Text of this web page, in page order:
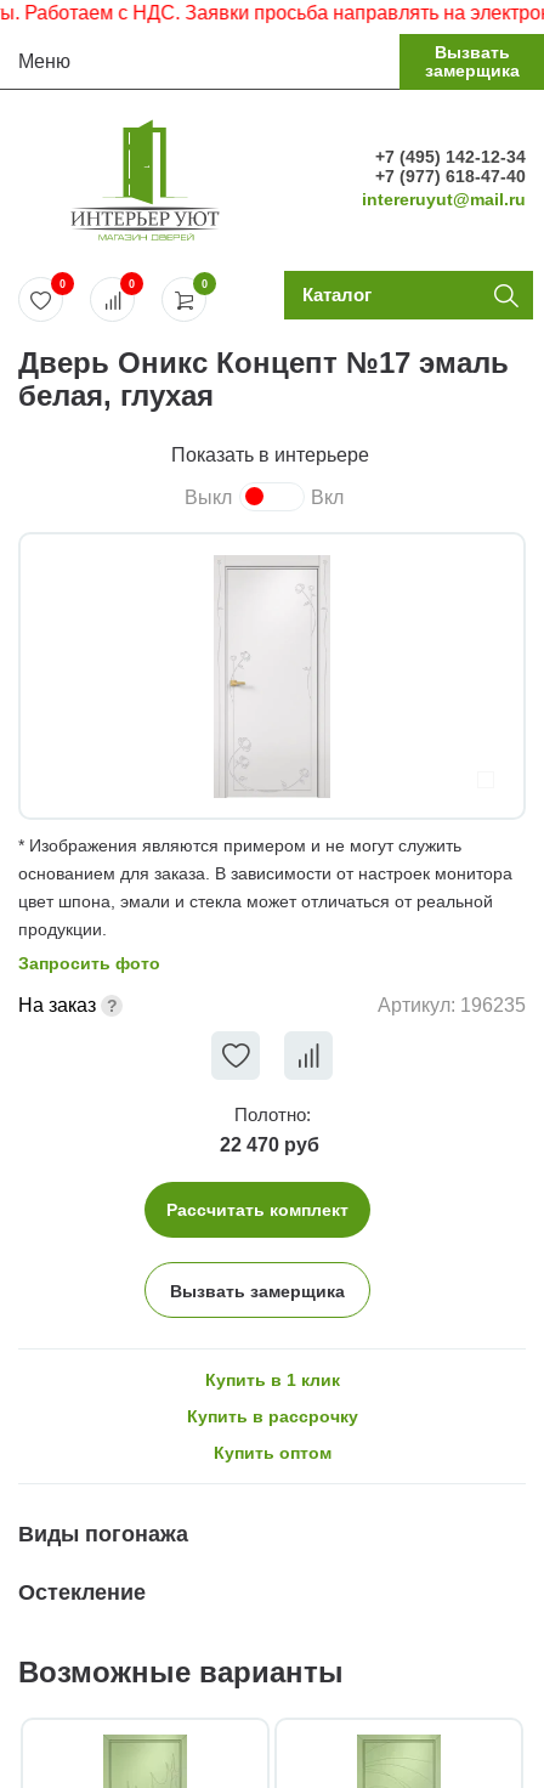
с НДС. Заявки просьба направлять на
Меню
Вызвать
замерщика
+7 (495) 142-12-34
+7 (977) 618-47-40
intereruyut@mail.ru
0
0 0 Каталог
Дверь Оникс Концепт №17 эмаль
белая, глухая
Показать в интерьере
Выкл Вкл
* Изображения являются примером и не могут служить
основанием для заказа. В зависимости от настроек монитора
цвет шпона, эмали и стекла может отличаться от реальной
продукции.
Запросить фото
На заказ Артикул: 196235
Полотно:
22 470 руб
Рассчитать комплект
Вызвать замерщика
Купить в 1 клик
Купить в рассрочку
Купить оптом
Виды погонажа
Остекление
Возможные варианты